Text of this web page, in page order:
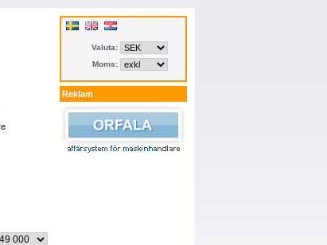
Valuta:
Moms:
Reklam